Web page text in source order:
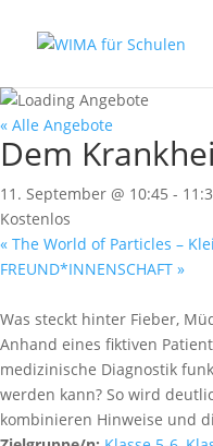
« Alle Angebote
Dem
11. September @ 10:45 -
Kostenlos
« The World of Particles –
FREUND*INNENSCHAFT »
Was steckt hinter Fieber,
Anhand eines fiktiven
medizinische Diagnostik
werden kann? So wird
kombinieren Hinweise und